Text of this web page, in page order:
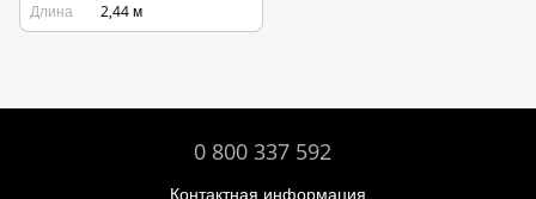
Длина
2,44 м
0 800 337 592
Контактная информация